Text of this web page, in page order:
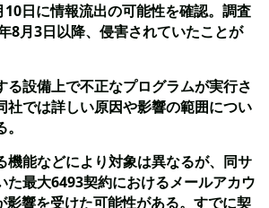
日に情報流出の可能性を確認。調査
8月3日以降、侵害されていたことが
る設備上で不正なプログラムが実行さ
社では詳しい原因や影響の範囲につい
機能などにより対象は異なるが、同サ
た最大6493契約におけるメールアカウ
影響を受けた可能性がある。すでに契